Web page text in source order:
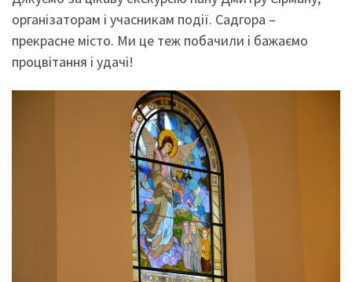
організаторам і учасникам події. Садгора –
прекрасне місто. Ми це теж побачили і бажаємо
процвітання і удачі!